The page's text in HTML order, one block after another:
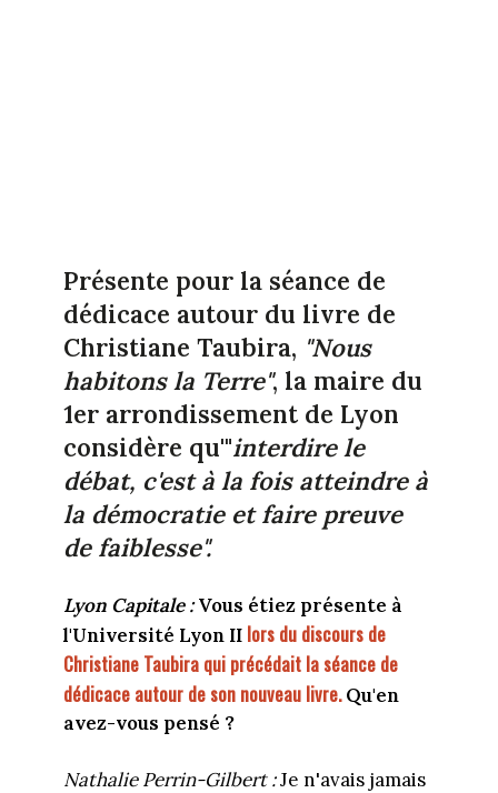
Présente pour la séance de
dédicace autour du livre de
Christiane Taubira, "Nous
habitons la Terre", la maire du
1er arrondissement de Lyon
considère qu'"interdire le
débat, c'est à la fois atteindre à
la démocratie et faire preuve
de faiblesse".
Lyon Capitale :Vous étiez présente à
l'Université Lyon IIlors du discours de
Christiane Taubira qui précédait la séance de
dédicace autour de son nouveau livre.Qu'en
avez-vous pensé ?
Nathalie Perrin-Gilbert :Je n'avais jamais